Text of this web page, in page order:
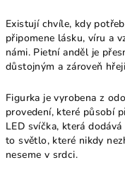
Existují chvíle, kdy
připomene lásku, víru a
námi. Pietní anděl je
důstojným a zároveň
Figurka je vyrobena z
provedení, které působí
LED svíčka, která dodává
to světlo, které nikdy
neseme v srdci.